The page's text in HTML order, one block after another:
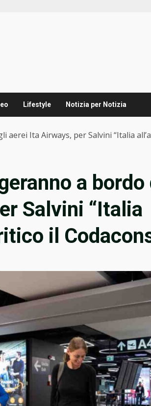
Lifestyle Notizia per Notizia
Ita Airways, per Salvini “Italia
a bordo
Salvini “Italia
il